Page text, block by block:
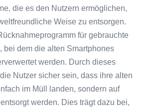
die es den Nutzern ermöglichen,
Weise zu entsorgen.
für gebrauchte
bei dem die alten Smartphones
werden. Durch dieses
Nutzer sicher sein, dass ihre alten
im Müll landen, sondern auf
werden. Dies trägt dazu bei,